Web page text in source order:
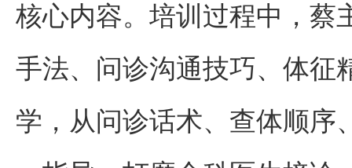
核心内容。培训过程中，蔡
手法、问诊沟通技巧、体征
学，从问诊话术、查体顺序